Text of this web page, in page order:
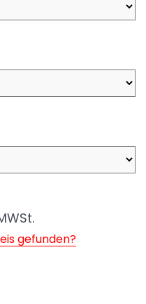
gefunden?